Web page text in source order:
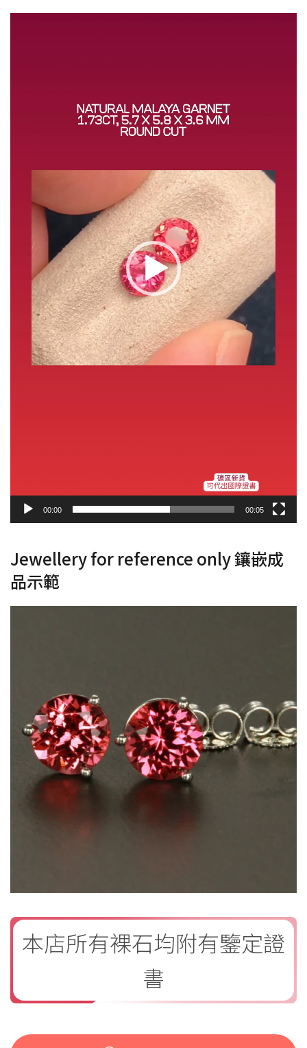
00:00 00:05
Jewellery for reference only 鑲嵌成
品示範
本店所有裸石均附有鑒定證
書